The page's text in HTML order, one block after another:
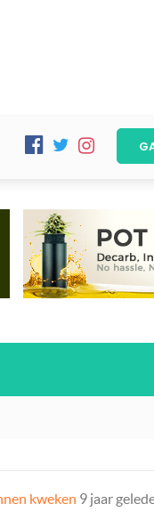
kweken 9 jaar